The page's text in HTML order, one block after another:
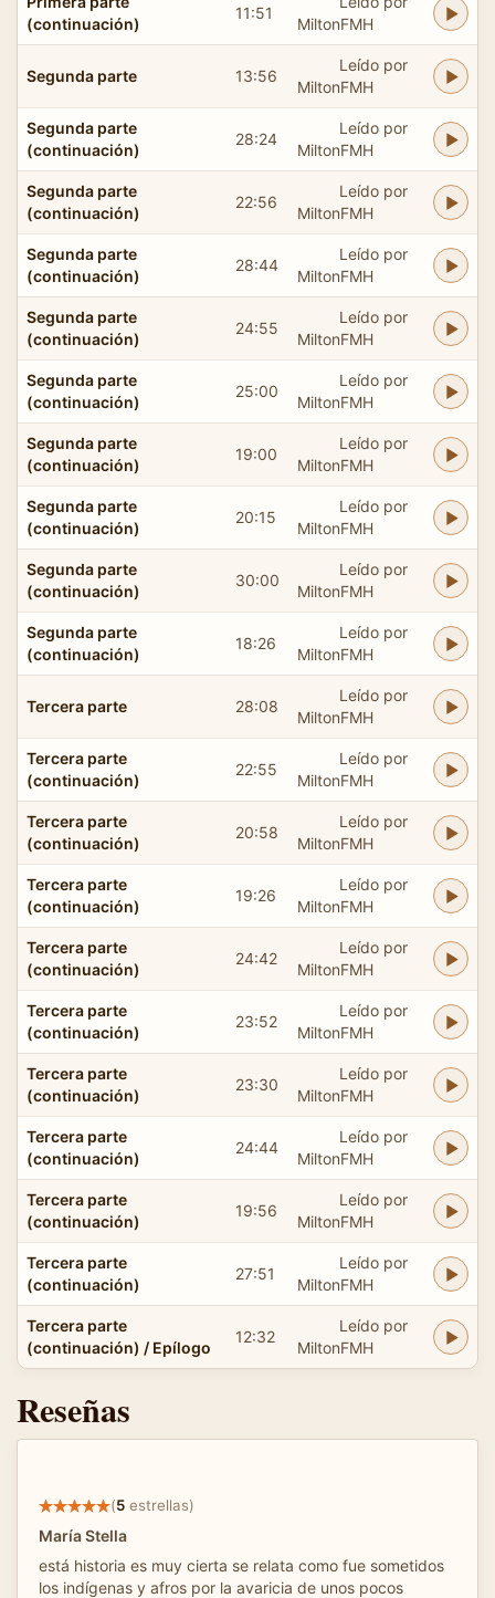
(continuación)
11:51
MiltonFMH
Segunda parte 13:56
Leído por
MiltonFMH
Segunda parte
(continuación)
28:24
Leído por
MiltonFMH
Segunda parte
(continuación)
22:56
Leído por
MiltonFMH
Segunda parte
(continuación)
28:44
Leído por
MiltonFMH
Segunda parte
(continuación)
24:55
Leído por
MiltonFMH
Segunda parte
(continuación)
25:00
Leído por
MiltonFMH
Segunda parte
(continuación)
19:00
Leído por
MiltonFMH
Segunda parte
(continuación)
20:15
Leído por
MiltonFMH
Segunda parte
(continuación)
30:00
Leído por
MiltonFMH
Segunda parte
(continuación)
18:26
Leído por
MiltonFMH
Tercera parte 28:08
Leído por
MiltonFMH
Tercera parte
(continuación)
22:55
Leído por
MiltonFMH
Tercera parte
(continuación)
20:58
Leído por
MiltonFMH
Tercera parte
(continuación)
19:26
Leído por
MiltonFMH
Tercera parte
(continuación)
24:42
Leído por
MiltonFMH
Tercera parte
(continuación)
23:52
Leído por
MiltonFMH
Tercera parte
(continuación)
23:30
Leído por
MiltonFMH
Tercera parte
(continuación)
24:44
Leído por
MiltonFMH
Tercera parte
(continuación)
19:56
Leído por
MiltonFMH
Tercera parte
(continuación)
27:51
Leído por
MiltonFMH
Tercera parte
(continuación) / Epílogo
12:32
Leído por
MiltonFMH
Reseñas
(5 estrellas)
María Stella
está historia es muy cierta se relata como fue sometidos
los indígenas y afros por la avaricia de unos pocos